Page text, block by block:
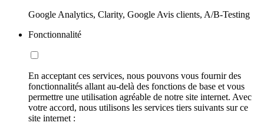
Google Analytics, Clarity, Google Avis clients, A/B-Testing
Fonctionnalité
En acceptant ces services, nous pouvons vous fournir des
fonctionnalités allant au-delà des fonctions de base et vous
permettre une utilisation agréable de notre site internet. Avec
votre accord, nous utilisons les services tiers suivants sur ce
site internet :